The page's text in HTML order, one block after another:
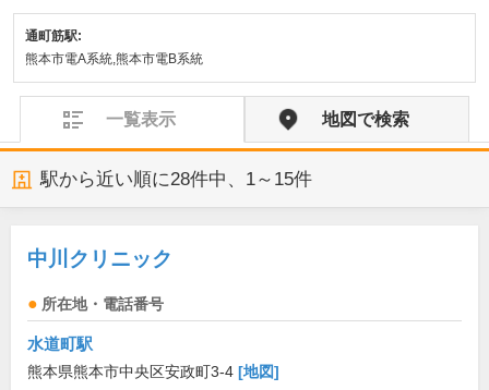
通町筋駅:
熊本市電A系統,熊本市電B系統
一覧表示 地図で検索
駅から近い順に28件中、 1～15件
中川クリニック
所在地・電話番号
水道町駅
熊本県熊本市中央区安政町3-4 [地図]